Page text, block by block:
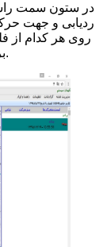
در ستون سمت
ردیابی و جهت
روی هر کدام از
برای شما نمایش داده می شود.